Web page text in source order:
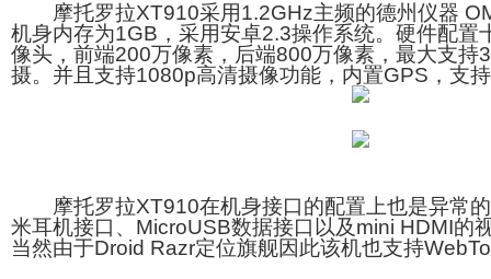
摩托罗拉XT910采用1.2GHz主频的德州仪器
机身内存为1GB，采用安卓2.3操作系统。硬件配置
像头，前端200万像素，后端800万像素，最大支持
摄。并且支持1080p高清摄像功能，内置GPS，支
摩托罗拉XT910在机身接口的配置上也是异常的
米耳机接口、MicroUSB数据接口以及mini HDMI的
当然由于Droid Razr定位旗舰因此该机也支持